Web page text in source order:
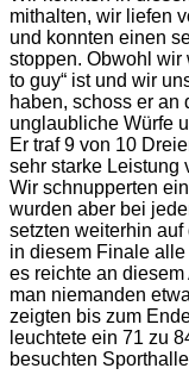
mithalten, wir liefen
und konnten einen
stoppen. Obwohl wir
to guy“ ist und wir
haben, schoss er an
unglaubliche Würfe
Er traf 9 von 10
sehr starke Leistung
Wir schnupperten
wurden aber bei
setzten weiterhin
in diesem Finale
es reichte an
man niemanden
zeigten bis zum
leuchtete ein 71 zu
besuchten